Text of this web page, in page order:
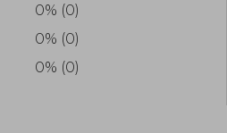
0% (0)
0% (0)
0% (0)